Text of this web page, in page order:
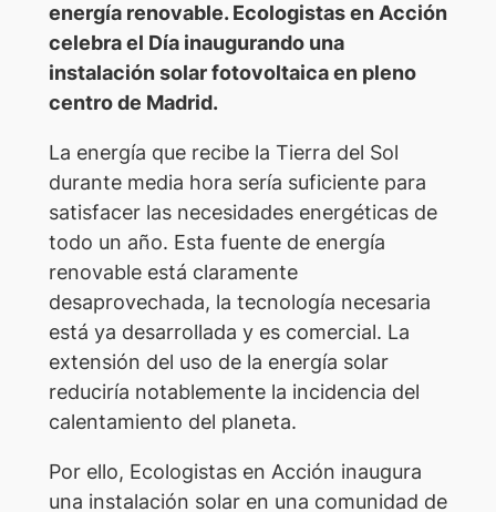
energía renovable. Ecologistas en Acción
celebra el Día inaugurando una
instalación solar fotovoltaica en pleno
centro de Madrid.
La energía que recibe la Tierra del Sol
durante media hora sería suficiente para
satisfacer las necesidades energéticas de
todo un año. Esta fuente de energía
renovable está claramente
desaprovechada, la tecnología necesaria
está ya desarrollada y es comercial. La
extensión del uso de la energía solar
reduciría notablemente la incidencia del
calentamiento del planeta.
Por ello, Ecologistas en Acción inaugura
una instalación solar en una comunidad de